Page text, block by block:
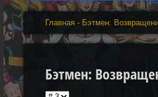
Главная - Бэтмен:
Бэтмен: